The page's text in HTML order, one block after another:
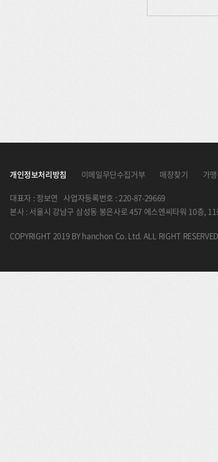
개인정보처리방침 이메일무단수집거부 매장찾기
가
대표자 : 정보연 사업자등록번호 : 220-87-29669
본사 : 서울시 강남구 삼성동 봉은사로 457 에스엔씨타워 10층,
COPYRIGHT 2019 BY hanchon Co. Ltd. ALL RIGHT